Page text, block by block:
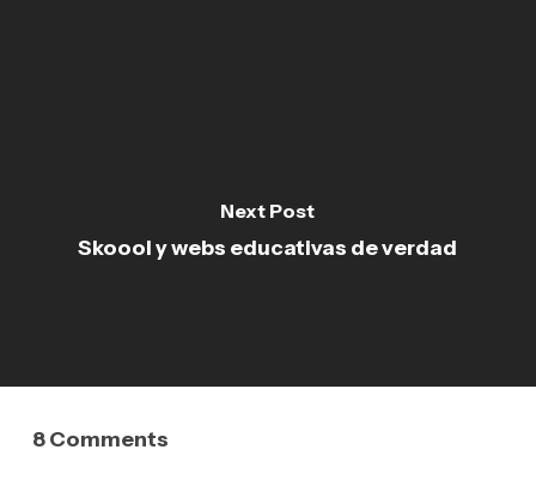
Next Post
Skoool y webs educativas de verdad
8 Comments